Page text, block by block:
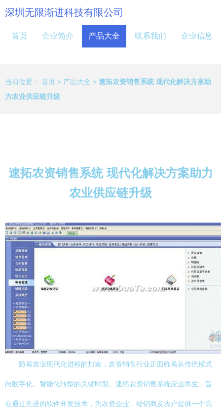
深圳无限渐进科技有限公司
首页 企业简介 产品大全 联系我们 企业信息
当前位置： 首页 > 产品大全 > 速拓农资销售系统 现代化解决方案助
力农业供应链升级
速拓农资销售系统 现代化解决方案助力
农业供应链升级
随着农业现代化进程的加速，农资销售行业正面临着从传统模式
向数字化、智能化转型的关键时期。速拓农资销售系统应运而生，旨
在通过先进的软件开发技术，为农资企业、经销商及农户提供一个高